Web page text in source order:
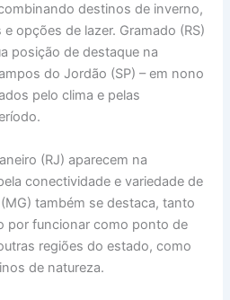
destinos de inverno,
opções de lazer. Gramado (RS)
posição de destaque na
do Jordão (SP) – em nono
pelo clima e pelas
(RJ) aparecem na
conectividade e variedade de
também se destaca, tanto
por funcionar como ponto de
regiões do estado, como
de natureza.